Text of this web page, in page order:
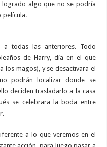
logrado algo que no se podría
película.
a todas las anteriores. Todo
de Harry, día en el que
los magos), y se desactivara el
podrán localizar donde se
deciden trasladarlo a la casa
se celebrara la boda entre
a lo que veremos en el